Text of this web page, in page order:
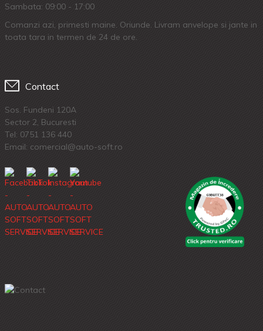
Sambata: 09:00 - 17:00
Comanzi azi, primesti maine. Oriunde. Livram anvelope si jante in
toata tara in termen de 24 de ore.
Contact
Sos. Fundeni 120A
Sector 2, Bucuresti
Tel: 0751 136 440
Email: comercial@auto-soft.ro